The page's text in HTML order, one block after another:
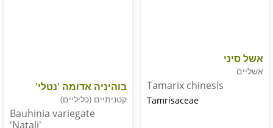
Tamarix chinesis
Tamrisaceae
בוהיניה אדומה 'נטלי'
קטניתיים (כליליים)
Bauhinia variegate